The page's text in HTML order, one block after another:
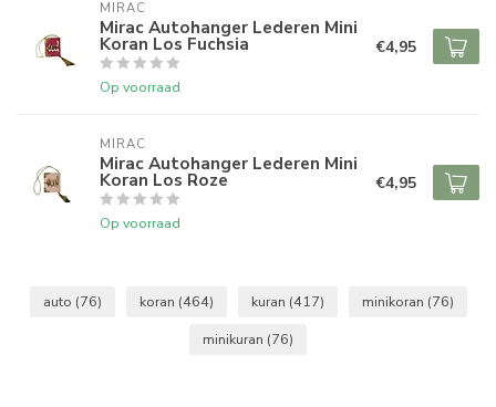
MIRAC
Mirac Autohanger Lederen Mini
Koran Los Fuchsia
Op voorraad
€4,95
MIRAC
Mirac Autohanger Lederen Mini
Koran Los Roze
Op voorraad
€4,95
auto (76) koran (464) kuran (417) minikoran (76)
minikuran (76)